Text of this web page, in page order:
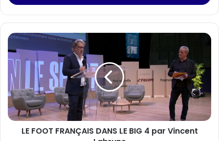
LE
FOOT
FRANÇAIS
DANS
LE
BIG
4
par
Vincent
LabruneLE FOOT FRANÇAIS DANS LE BIG 4 par Vincent